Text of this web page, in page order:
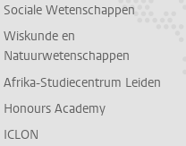
Sociale Wetenschappen
Wiskunde en
Natuurwetenschappen
Afrika-Studiecentrum Leiden
Honours Academy
ICLON